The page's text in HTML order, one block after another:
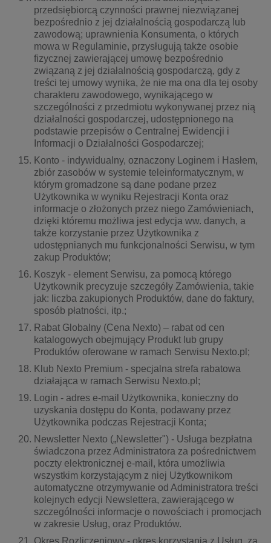
przedsiębiorcą czynności prawnej niezwiązanej
bezpośrednio z jej działalnością gospodarczą lub
zawodową; uprawnienia Konsumenta, o których
mowa w Regulaminie, przysługują także osobie
fizycznej zawierającej umowę bezpośrednio
związaną z jej działalnością gospodarczą, gdy z
treści tej umowy wynika, że nie ma ona dla tej osoby
charakteru zawodowego, wynikającego w
szczególności z przedmiotu wykonywanej przez nią
działalności gospodarczej, udostępnionego na
podstawie przepisów o Centralnej Ewidencji i
Informacji o Działalności Gospodarczej;
Konto - indywidualny, oznaczony Loginem i Hasłem,
zbiór zasobów w systemie teleinformatycznym, w
którym gromadzone są dane podane przez
Użytkownika w wyniku Rejestracji Konta oraz
informacje o złożonych przez niego Zamówieniach,
dzięki któremu możliwa jest edycja ww. danych, a
także korzystanie przez Użytkownika z
udostępnianych mu funkcjonalności Serwisu, w tym
zakup Produktów;
Koszyk - element Serwisu, za pomocą którego
Użytkownik precyzuje szczegóły Zamówienia, takie
jak: liczba zakupionych Produktów, dane do faktury,
sposób płatności, itp.;
Rabat Globalny (Cena Nexto) – rabat od cen
katalogowych obejmujący Produkt lub grupy
Produktów oferowane w ramach Serwisu Nexto.pl;
Klub Nexto Premium - specjalna strefa rabatowa
działająca w ramach Serwisu Nexto.pl;
Login - adres e-mail Użytkownika, konieczny do
uzyskania dostępu do Konta, podawany przez
Użytkownika podczas Rejestracji Konta;
Newsletter Nexto („Newsletter") - Usługa bezpłatna
świadczona przez Administratora za pośrednictwem
poczty elektronicznej e-mail, która umożliwia
wszystkim korzystającym z niej Użytkownikom
automatyczne otrzymywanie od Administratora treści
kolejnych edycji Newslettera, zawierającego w
szczególności informacje o nowościach i promocjach
w zakresie Usług, oraz Produktów.
Okres Rozliczeniowy - okres korzystania z Usług, za